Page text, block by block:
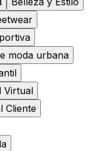
moda urbana
Virtual
Cliente